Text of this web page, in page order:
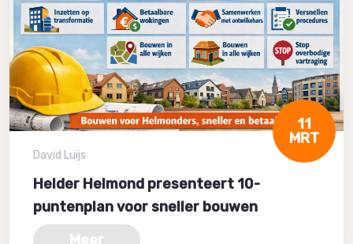
11
MRT
David Luijs
Helder Helmond presenteert 10-
puntenplan voor sneller bouwen
Meer